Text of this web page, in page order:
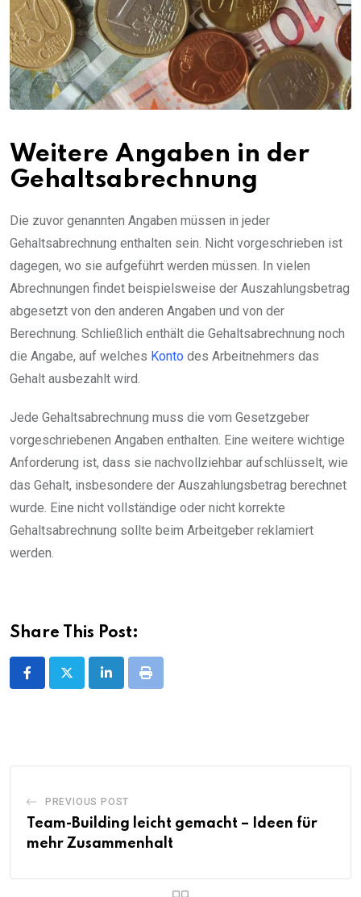
Weitere Angaben in der
Gehaltsabrechnung
Die zuvor genannten Angaben müssen in jeder
Gehaltsabrechnung enthalten sein. Nicht vorgeschrieben ist
dagegen, wo sie aufgeführt werden müssen. In vielen
Abrechnungen findet beispielsweise der Auszahlungsbetrag
abgesetzt von den anderen Angaben und von der
Berechnung. Schließlich enthält die Gehaltsabrechnung noch
die Angabe, auf welches Konto des Arbeitnehmers das
Gehalt ausbezahlt wird.
Jede Gehaltsabrechnung muss die vom Gesetzgeber
vorgeschriebenen Angaben enthalten. Eine weitere wichtige
Anforderung ist, dass sie nachvollziehbar aufschlüsselt, wie
das Gehalt, insbesondere der Auszahlungsbetrag berechnet
wurde. Eine nicht vollständige oder nicht korrekte
Gehaltsabrechnung sollte beim Arbeitgeber reklamiert
werden.
Share This Post:
LinkedInPrint
PREVIOUS POST
Team-Building leicht gemacht – Ideen für
mehr Zusammenhalt